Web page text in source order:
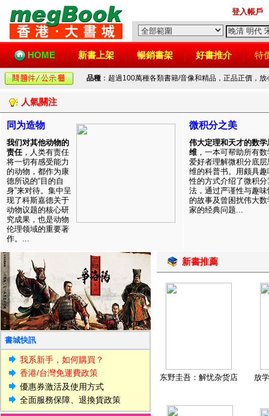
登入帳戶
HOME 新書上架 暢銷書架 好書推介 特
品種 ：超過100萬種各類書籍/音像和精品，正品正價，
人氣關注
同为造物
我们对其他动物的
责任，人类有责任
将一切有感受能力
的动物，都作为康
德所说的“目的自
身”来对待。集中呈
现了科斯嘉德关于
动物议题的核心研
究成果，也是动物
伦理领域的重要著
作。...
微积分之美
伟大定理和天才的数学
维 ，一本可帮助所有数
爱好者理解微积分底层
维的科普书。用颇具趣
性的方式介绍了微积分
法，通过严谨性与趣味
的故事及曾困扰伟大数
家的经典问题...
書城快訊
我系新手，如何購買？
香港/台灣免運費政策
優惠券激活及使用方式
全面服務保障、退換貨政策
新書推薦
东野圭吾：解忧杂货店 放